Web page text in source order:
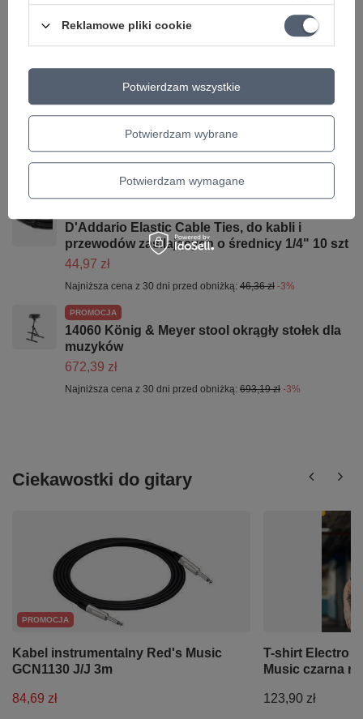
PROMOCJA
Pas do gitary Richter Raw V Nappa czarny
Najniższa cena z 30 dni przed obniżką:
K&M 17680 Memphis 10 statyw do gitary
128,04 zł
Najniższa cena z 30 dni przed obniżką:132,00 zł
D'Addario Elastic Cable Ties, do kabli i
przewodów zasilających o średnicy 1/4" 10 szt
44,97 zł
Najniższa cena z 30 dni przed obniżką: 46,36 zł -3%
PROMOCJA
14060 König & Meyer stool okrągły stołek dla
muzyków
672,39 zł
Najniższa cena z 30 dni przed obniżką: 693,19 zł -3%
Ciekawostki do gitary
PROMOCJA
Kabel instrumentalny Red's Music
GCN1130 J/J 3m
84,69 zł
T-shirt Electro
Music czarna
123,90 zł
Reklamowe pliki cookie
Potwierdzam wybrane
Potwierdzam wymagane
Potwierdzam wszystkie